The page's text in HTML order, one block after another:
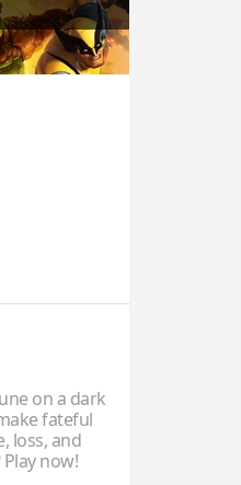
on a dark
fateful
loss, and
now!